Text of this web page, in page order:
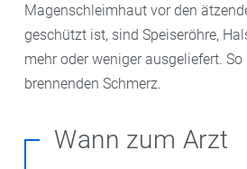
Magenschleimhaut vor den
geschützt ist, sind Speiseröhre,
mehr oder weniger ausgeliefert.
brennenden Schmerz.
Wann zum Arzt